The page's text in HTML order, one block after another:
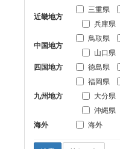
近畿地方
三重県
兵庫県
中国地方
鳥取県
山口県
四国地方
徳島県
九州地方
福岡県
大分県
沖縄県
海外
海外